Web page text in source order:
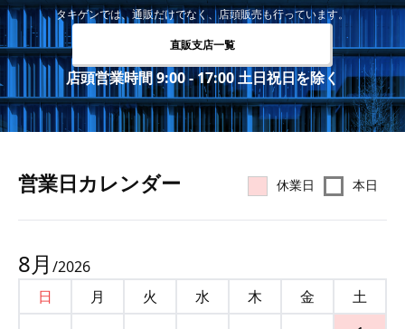
タキゲンでは、通販だけでなく、店頭販売も行っています。
直販支店一覧
店頭営業時間 9:00 - 17:00 土日祝日を除く
営業⽇カレンダー 休業日 本日
8月 /2026
日
月 火 水 木 金
土